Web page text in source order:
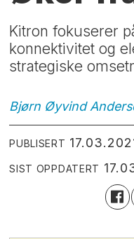
Kitron fokuserer
konnektivitet og
strategiske
Bjørn Øyvind
PUBLISERT
SIST OPPDATERT